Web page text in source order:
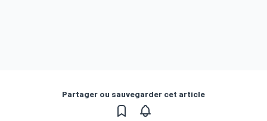
Partager ou sauvegarder cet article